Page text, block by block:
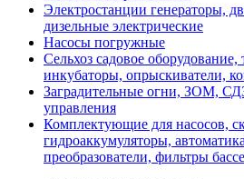
Электростанции генераторы,
дизельные электрические
Насосы погружные
Сельхоз садовое
инкубаторы, опрыскиватели,
Заградительные огни, ЗОМ,
управления
Комплектующие для насосов,
гидроаккумуляторы,
преобразователи, фильтры